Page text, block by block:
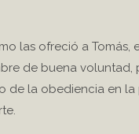
las ofreció a Tomás,
de buena voluntad,
de la obediencia en la